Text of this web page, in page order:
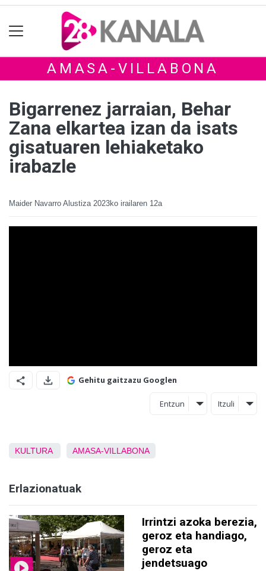
AMASA-VILLABONA
Bigarrenez jarraian, Behar
Zana elkartea izan da isats
gisatuaren lehiaketako
irabazle
Maider Navarro Alustiza 2023ko irailaren 12a
Gehitu gaitzazu Googlen
Entzun Itzuli
KULTURA AMASA-VILLABONA
Erlazionatuak
Irrintzi azoka berezia,
geroz eta handiago,
geroz eta
jendetsuago